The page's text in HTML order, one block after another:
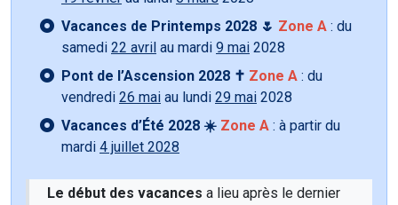
Vacances de Printemps 2028 🌷 Zone A : du
samedi 22 avril au mardi 9 mai 2028
Pont de l’Ascension 2028 ✝️ Zone A : du
vendredi 26 mai au lundi 29 mai 2028
Vacances d’Été 2028 ☀️ Zone A : à partir du
mardi 4 juillet 2028
Le début des vacances a lieu après le dernier